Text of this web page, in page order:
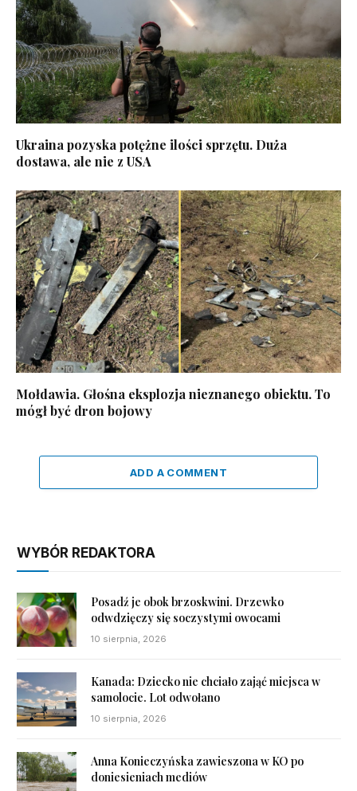
Ukraina pozyska potężne ilości sprzętu. Duża
dostawa, ale nie z USA
Mołdawia. Głośna eksplozja nieznanego obiektu. To
mógł być dron bojowy
ADD A COMMENT
WYBÓR REDAKTORA
Posadź je obok brzoskwini. Drzewko
odwdzięczy się soczystymi owocami
10 sierpnia, 2026
Kanada: Dziecko nie chciało zająć miejsca w
samolocie. Lot odwołano
10 sierpnia, 2026
Anna Konieczyńska zawieszona w KO po
doniesieniach mediów